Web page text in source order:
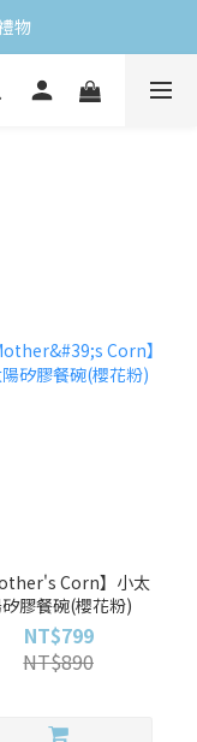
會員)
物
日禮
會員)
Corn】小太
膠餐碗(櫻花粉)
NT$799
NT$890